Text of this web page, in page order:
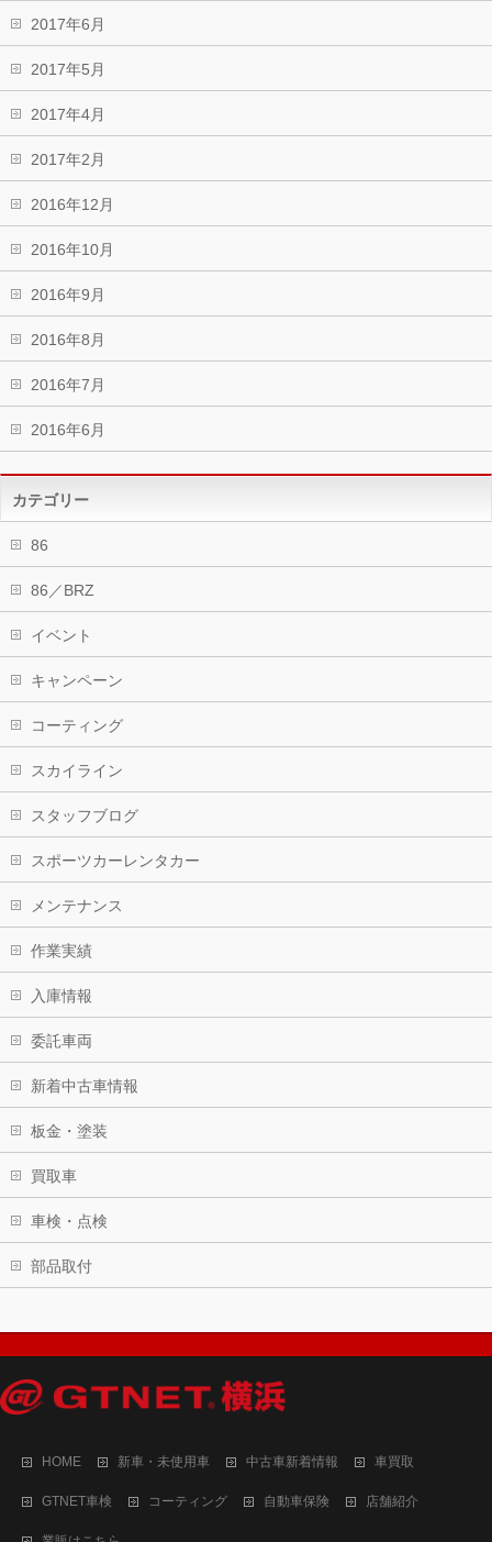
2017年6月
2017年5月
2017年4月
2017年2月
2016年12月
2016年10月
2016年9月
2016年8月
2016年7月
2016年6月
カテゴリー
86
86／BRZ
イベント
キャンペーン
コーティング
スカイライン
スタッフブログ
スポーツカーレンタカー
メンテナンス
作業実績
入庫情報
委託車両
新着中古車情報
板金・塗装
買取車
車検・点検
部品取付
HOME 新車・未使用車 中古車新着情報 車買取
GTNET車検 コーティング 自動車保険 店舗紹介